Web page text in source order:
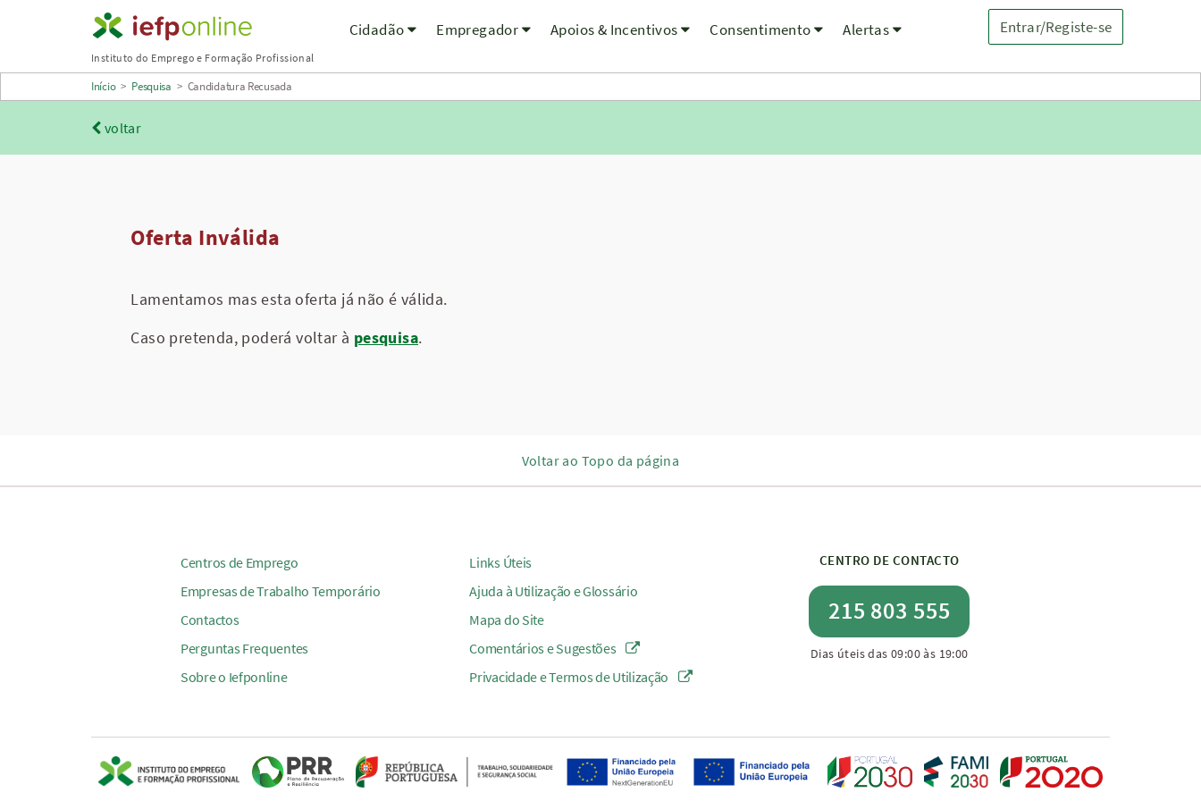
Instituto do Emprego e Formação Profissional
Entrar/Registe-se
Cidadão Empregador Apoios & Incentivos Consentimento Alertas
Início > Pesquisa > Candidatura Recusada
voltar
Oferta Inválida
Lamentamos mas esta oferta já não é válida.
Caso pretenda, poderá voltar à pesquisa.
Voltar ao Topo da página
Centros de Emprego
Empresas de Trabalho Temporário
Contactos
Perguntas Frequentes
Sobre o Iefponline
Links Úteis
Ajuda à Utilização e Glossário
Mapa do Site
Comentários e Sugestões
Privacidade e Termos de Utilização
CENTRO DE CONTACTO
215 803 555
Dias úteis das 09:00 às 19:00